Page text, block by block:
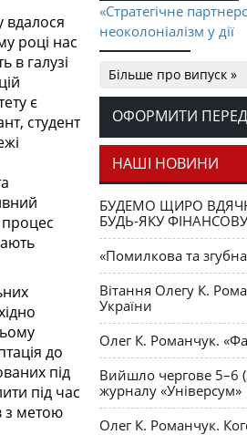
вдалося
році нас
в галузі
є
студент
до
під
під час
з метою
«Стратегічне
неоколоніалізм у дії
державної ідеології
Цим принципом і
виховній роботі»
ІСТОРІЯ І СУЧАСНІСТЬ
для українського
ПОГЛЯД Олександр
ДЕРЖАВНІСТЬ
Карпат
Роман ПастухХусту
ЯВНЕ І ПОТАЄМНЕ
Беркут і хто йому
Більше про випуск »
ОФОРМИТИ
НАШІ НОВИНИ
БУДЕМО ЩИРО
БУДЬ-ЯКУ
«Помилкова та
Вітання Олегу К.
України
Олег К. Романчук.
Вийшло чергове 5–6
журналу «Універсум»
Олег К. Романчук.